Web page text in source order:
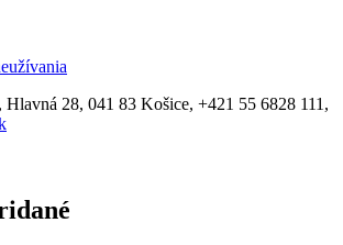
Hlavná 28, 041 83 Košice, +421 55 6828 111,